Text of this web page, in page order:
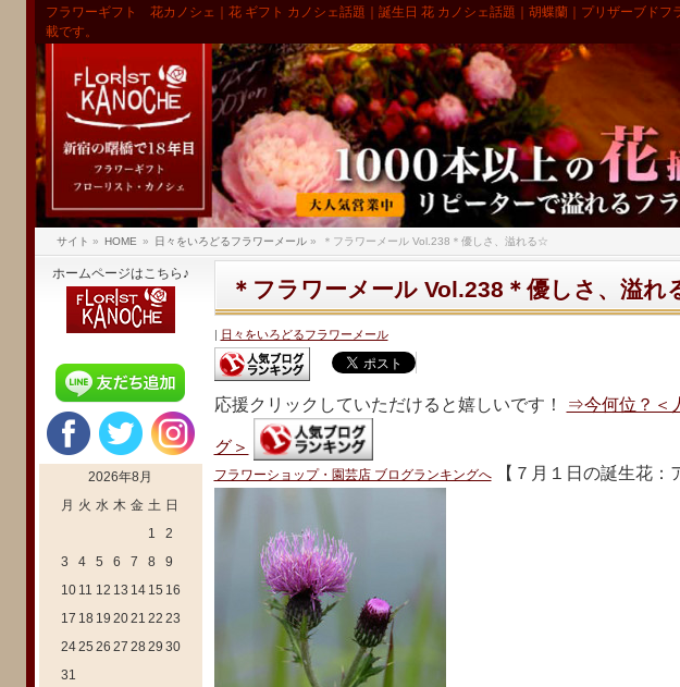
フラワーギフト 花カノシェ｜花 ギフト カノシェ話題｜誕生日 花 カノシェ話題｜胡蝶蘭｜プリザーブドフ
載です。
サイト » HOME » 日々をいろどるフラワーメール» ＊フラワーメール Vol.238＊優しさ、溢れる☆
＊フラワーメール Vol.238＊優しさ、溢
日々をいろどるフラワーメール
応援クリックしていただけると嬉しいです！ ⇒今何位？＜
グ＞
フラワーショップ・園芸店 ブログランキングへ【７月１日の誕生花：
ホームページはこちら♪
2026年8月
月 火 水 木 金 土 日
1
2
3
4 5 6 7 8
9
10 11 12 13 14 15 16
17 18 19 2021 22 23
2425 26 27 28 29 30
31